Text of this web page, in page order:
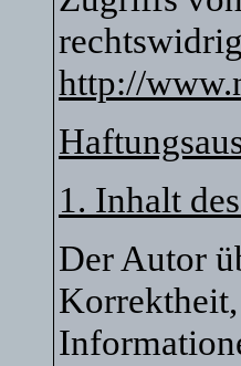
http://
1. Inhalt
Der Autor